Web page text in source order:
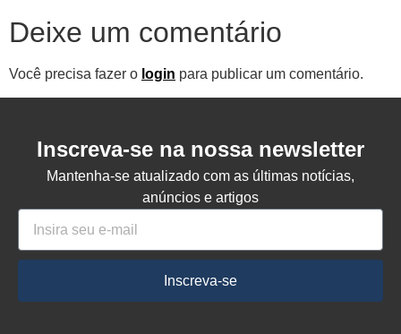
Deixe um comentário
Você precisa fazer o login para publicar um comentário.
Inscreva-se na nossa newsletter
Mantenha-se atualizado com as últimas notícias,
anúncios e artigos
Inscreva-se